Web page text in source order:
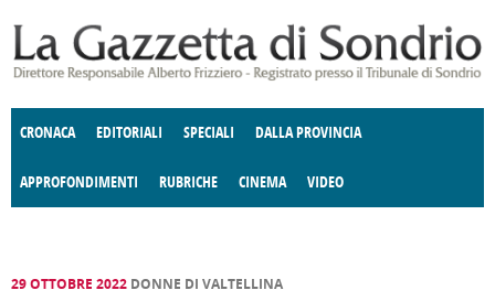
CRONACA EDITORIALI SPECIALI DALLA PROVINCIA
APPROFONDIMENTI
E SPETTACOLI POLITICA
RUBRICHE
DELLE IDEE FATTI DELLO SPIRITO CCCVA
CINEMA VIDEO
29 OTTOBRE 2022 DONNE DI VALTELLINA